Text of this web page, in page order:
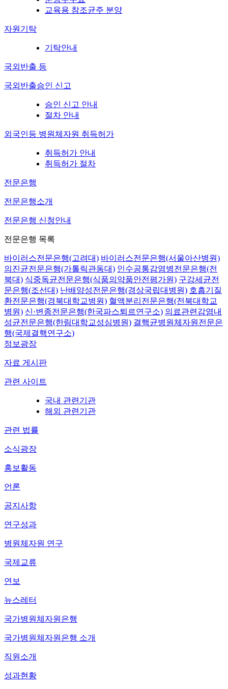
교육용 참조균주 분양
자원기탁
기탁안내
국외반출 등
국외반출승인 신고
승인 신고 안내
절차 안내
외국인등 병원체자원 취득허가
취득허가 안내
취득허가 절차
전문은행
전문은행소개
전문은행 신청안내
전문은행 목록
바이러스전문은행(고려대) 바이러스전문은행(서울아산병원)
의진균전문은행(가톨릭관동대) 인수공통감염병전문은행(전
북대) 식중독균전문은행(식품의약품안전평가원) 구강세균전
문은행(조선대) 난배양성전문은행(경상국립대병원) 호흡기질
환전문은행(경북대학교병원) 혈액분리전문은행(전북대학교
병원) 신·변종전문은행(한국파스퇴르연구소) 의료관련감염내
성균전문은행(한림대학교성심병원) 결핵균병원체자원전문은
행(국제결핵연구소)
정보광장
자료 게시판
관련 사이트
국내 관련기관
해외 관련기관
관련 법률
소식광장
홍보활동
언론
공지사항
연구성과
병원체자원 연구
국제교류
연보
뉴스레터
국가병원체자원은행
국가병원체자원은행 소개
직원소개
성과현황